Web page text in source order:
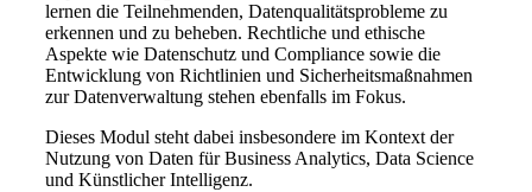
lernen die Teilnehmenden, Datenqualitätsprobleme zu
erkennen und zu beheben. Rechtliche und ethische
Aspekte wie Datenschutz und Compliance sowie die
Entwicklung von Richtlinien und Sicherheitsmaßnahmen
zur Datenverwaltung stehen ebenfalls im Fokus.
Dieses Modul steht dabei insbesondere im Kontext der
Nutzung von Daten für Business Analytics, Data Science
und Künstlicher Intelligenz.